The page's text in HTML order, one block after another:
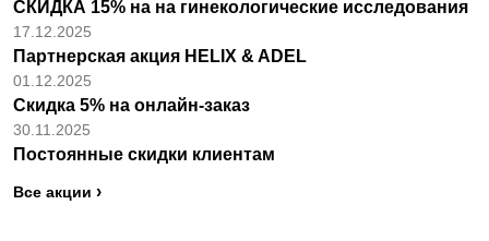
СКИДКА 15% на на гинекологические исследования
17.12.2025
Партнерская акция HELIX & ADEL
01.12.2025
Скидка 5% на онлайн-заказ
30.11.2025
Постоянные скидки клиентам
Все акции